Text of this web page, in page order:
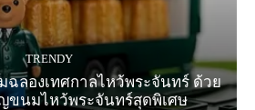
TRENDY
มฉลองเทศกาลไหว้พระจันทร์ ด้วย
ขนมไหว้พระจันทร์สุดพิเศษ